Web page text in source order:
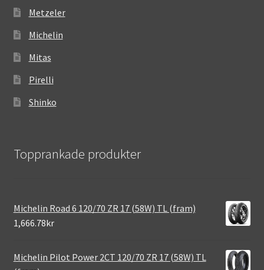
Metzeler
Michelin
Mitas
Pirelli
Shinko
Topprankade produkter
Michelin Road 6 120/70 ZR 17 (58W) TL (fram)
1,666.78kr
Michelin Pilot Power 2CT 120/70 ZR 17 (58W) TL